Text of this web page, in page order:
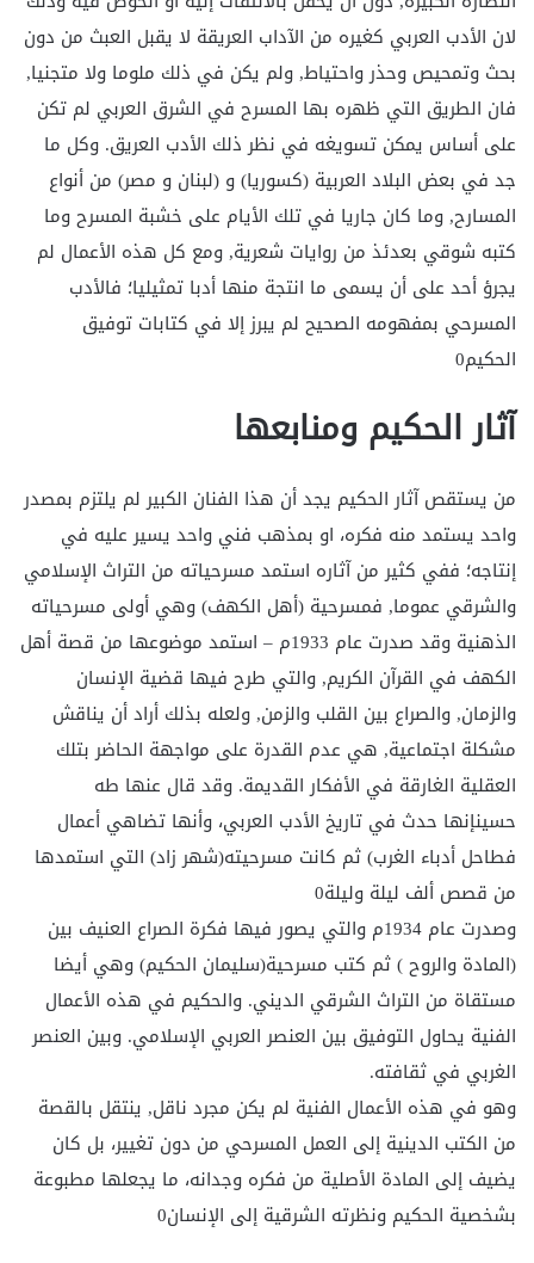
لان الأدب العربي كغيره من الآداب العريقة لا يقبل العبث من دون
بحث وتمحيص وحذر واحتياط, ولم يكن في ذلك ملوما ولا متجنيا,
فان الطريق التي ظهره بها المسرح في الشرق العربي لم تكن
على أساس يمكن تسويغه في نظر ذلك الأدب العريق. وكل ما
جد في بعض البلاد العربية (كسوريا) و (لبنان و مصر) من أنواع
المسارح, وما كان جاريا في تلك الأيام على خشبة المسرح وما
كتبه شوقي بعدئذ من روايات شعرية, ومع كل هذه الأعمال لم
يجرؤ أحد على أن يسمى ما انتجة منها أدبا تمثيليا؛ فالأدب
المسرحي بمفهومه الصحيح لم يبرز إلا في كتابات توفيق
الحكيم0
آثار الحكيم ومنابعها
من يستقص آثار الحكيم يجد أن هذا الفنان الكبير لم يلتزم بمصدر
واحد يستمد منه فكره، او بمذهب فني واحد يسير عليه في
إنتاجه؛ ففي كثير من آثاره استمد مسرحياته من التراث الإسلامي
والشرقي عموما, فمسرحية (أهل الكهف) وهي أولى مسرحياته
الذهنية وقد صدرت عام 1933م – استمد موضوعها من قصة أهل
الكهف في القرآن الكريم, والتي طرح فيها قضية الإنسان
والزمان, والصراع بين القلب والزمن, ولعله بذلك أراد أن يناقش
مشكلة اجتماعية, هي عدم القدرة على مواجهة الحاضر بتلك
العقلية الغارقة في الأفكار القديمة. وقد قال عنها طه
حسينإنها حدث في تاريخ الأدب العربي، وأنها تضاهي أعمال
فطاحل أدباء الغرب) ثم كانت مسرحيته(شهر زاد) التي استمدها
من قصص ألف ليلة وليلة0
وصدرت عام 1934م والتي يصور فيها فكرة الصراع العنيف بين
(المادة والروح ) ثم كتب مسرحية(سليمان الحكيم) وهي أيضا
مستقاة من التراث الشرقي الديني. والحكيم في هذه الأعمال
الفنية يحاول التوفيق بين العنصر العربي الإسلامي. وبين العنصر
الغربي في ثقافته.
وهو في هذه الأعمال الفنية لم يكن مجرد ناقل, ينتقل بالقصة
من الكتب الدينية إلى العمل المسرحي من دون تغيير، بل كان
يضيف إلى المادة الأصلية من فكره وجدانه، ما يجعلها مطبوعة
بشخصية الحكيم ونظرته الشرقية إلى الإنسان0